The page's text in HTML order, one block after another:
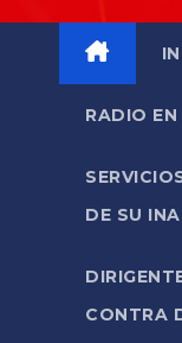
RADIO EN
DE SU
CONTRA